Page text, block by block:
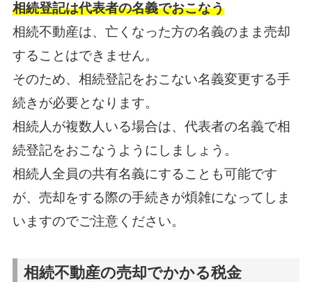
相続登記は代表者の名義でおこなう
相続不動産は、亡くなった方の名義のまま売却
することはできません。
そのため、相続登記をおこない名義変更する手
続きが必要となります。
相続人が複数人いる場合は、代表者の名義で相
続登記をおこなうようにしましょう。
相続人全員の共有名義にすることも可能です
が、売却をする際の手続きが煩雑になってしま
いますのでご注意ください。
相続不動産の売却でかかる税金